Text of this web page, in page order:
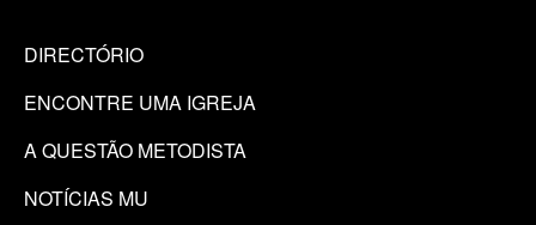
DIRECTÓRIO
ENCONTRE UMA IGREJA
A QUESTÃO METODISTA
NOTÍCIAS MU